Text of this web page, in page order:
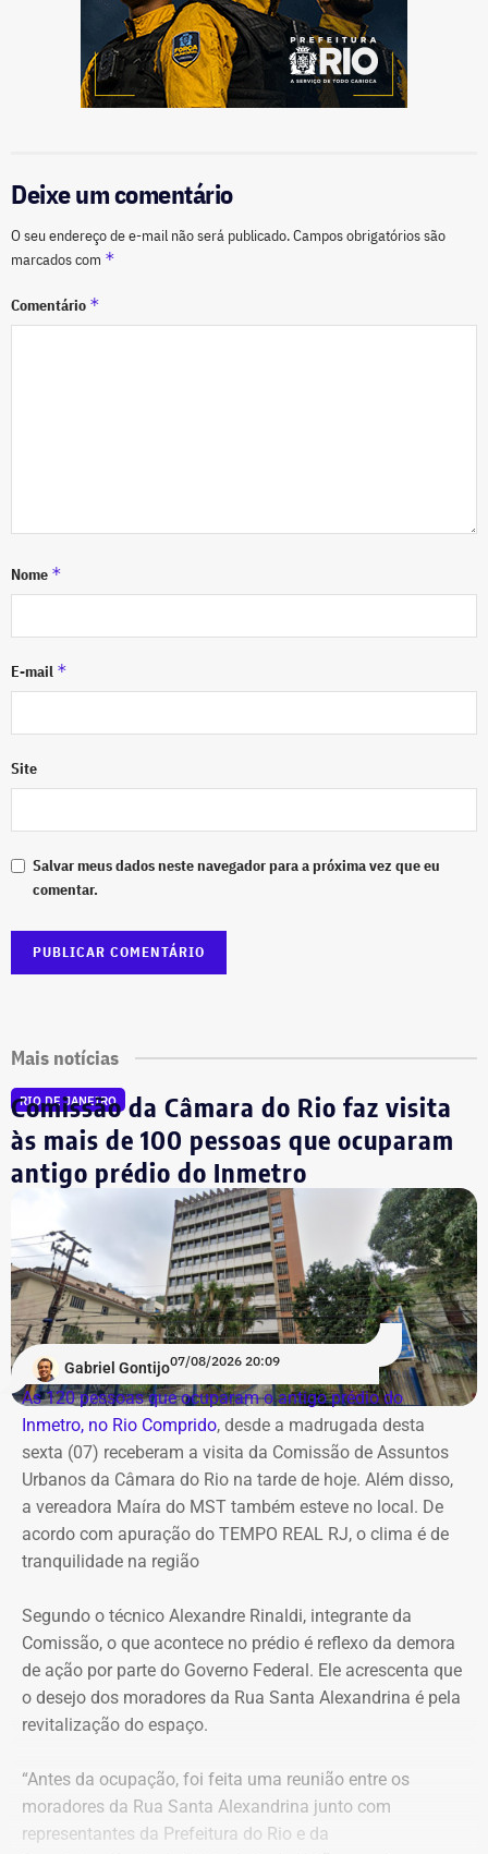
Deixe um comentário
O seu endereço de e-mail não será publicado.Campos obrigatórios são
marcados com *
Comentário *
Nome *
E-mail *
Site
Salvar meus dados neste navegador para a próxima vez que eu
comentar.
Mais notícias
RIO DE JANEIRO
Comissão da Câmara do Rio faz visita
às mais de 100 pessoas que ocuparam
antigo prédio do Inmetro
Gabriel Gontijo07/08/2026 20:09
As 120 pessoas que ocuparam o antigo prédio do
Inmetro, no Rio Comprido, desde a madrugada desta
sexta (07) receberam a visita da Comissão de Assuntos
Urbanos da Câmara do Rio na tarde de hoje. Além disso,
a vereadora Maíra do MST também esteve no local. De
acordo com apuração do TEMPO REAL RJ, o clima é de
tranquilidade na região
Segundo o técnico Alexandre Rinaldi, integrante da
Comissão, o que acontece no prédio é reflexo da demora
de ação por parte do Governo Federal. Ele acrescenta que
o desejo dos moradores da Rua Santa Alexandrina é pela
revitalização do espaço.
“Antes da ocupação, foi feita uma reunião entre os
moradores da Rua Santa Alexandrina junto com
representantes da Prefeitura do Rio e da